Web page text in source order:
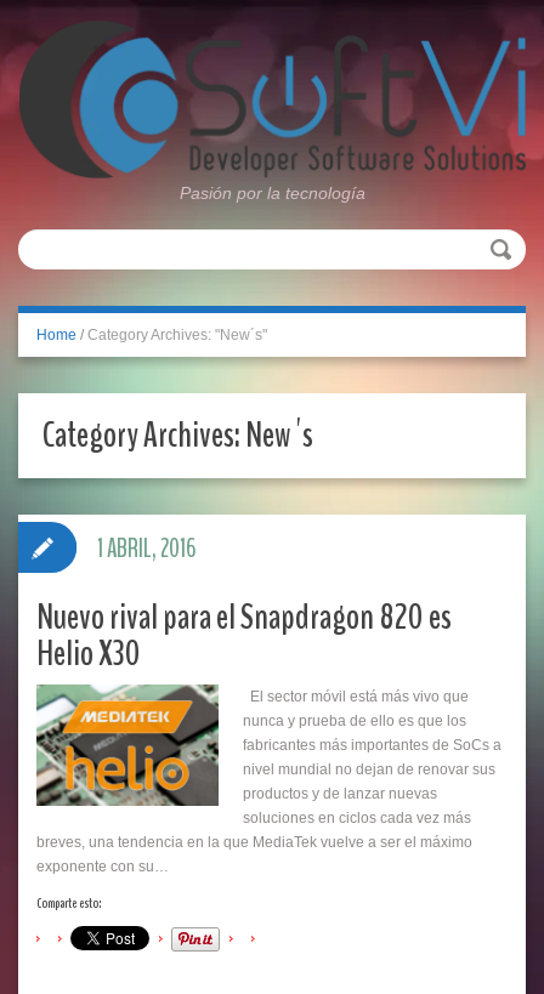
Pasión por la tecnología
Home / Category Archives: "New´s"
Category Archives:New´s
Nuevo rival para el Snapdragon 820 es
Helio X30
El sector móvil está más vivo que
nunca y prueba de ello es que los
fabricantes más importantes de SoCs a
nivel mundial no dejan de renovar sus
productos y de lanzar nuevas
soluciones en ciclos cada vez más
breves, una tendencia en la que MediaTek vuelve a ser el máximo
exponente con su…
Comparte esto:
1 ABRIL, 2016